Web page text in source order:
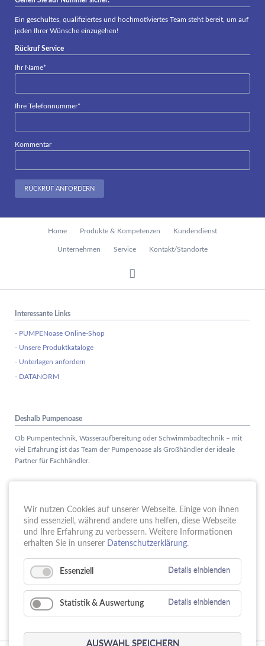
Ein geschultes, qualifiziertes und hochmotiviertes Team steht bereit, um auf
jeden Ihrer Wünsche einzugehen!
Rückruf Service
Pflichtfeld
Ihr Name*
Pflichtfeld
Ihre Telefonnummer*
Kommentar
RÜCKRUF ANFORDERN
Home Produkte & Kompetenzen Kundendienst
Unternehmen Service Kontakt/Standorte
Interessante Links
- PUMPENoase Online-Shop
- Unsere Produktkataloge
- Unterlagen anfordern
- DATANORM
Deshalb Pumpenoase
Ob Pumpentechnik, Wasseraufbereitung oder Schwimmbadtechnik – mit
viel Erfahrung ist das Team der Pumpenoase als Großhändler der ideale
Partner für Fachhändler.
15. Schule trifft Wirtschaft bei der PUMPENoase!
18. Vortrag IT-Sicherheit
16 Jahre PUMPENoase
23.
Wir nutzen Cookies auf unserer Webseite. Einige von ihnen
sind essenziell, während andere uns helfen, diese Webseite
und Ihre Erfahrung zu verbessern. Weitere Informationen
erhalten Sie in unserer Datenschutzerklärung.
Essenziell Details einblenden
Statistik & Auswertung Details einblenden
AUSWAHL SPEICHERN